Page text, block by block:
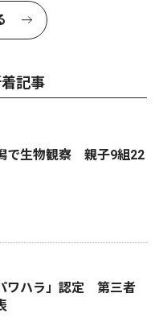
記事
で生物観察 親子9組22
ワハラ」認定 第三者